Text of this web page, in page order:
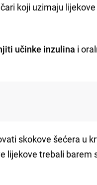
koji uzimaju lijekove
učinke inzulina i
skokove šećera u
lijekove trebali barem